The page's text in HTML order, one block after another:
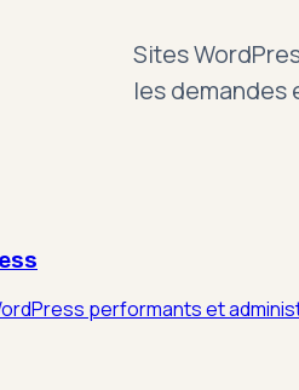
Sites
les demandes
performants et